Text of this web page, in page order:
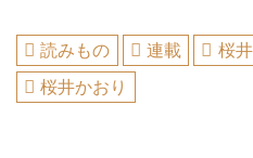
読みもの 連載
桜
桜井かおり